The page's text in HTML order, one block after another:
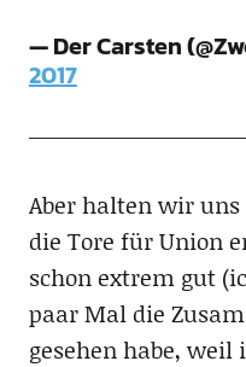
— Der Carsten
2017
Aber halten wir uns
die Tore für Union
schon extrem gut
paar Mal die
gesehen habe, weil